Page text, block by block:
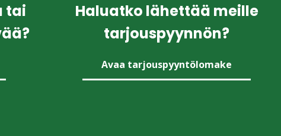
tai
Haluatko lähettää meille
tarjouspyynnön?
Avaa tarjouspyyntölomake